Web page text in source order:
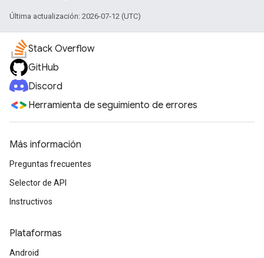
Última actualización: 2026-07-12 (UTC)
Stack Overflow
GitHub
Discord
Herramienta de seguimiento de errores
Más información
Preguntas frecuentes
Selector de API
Instructivos
Plataformas
Android